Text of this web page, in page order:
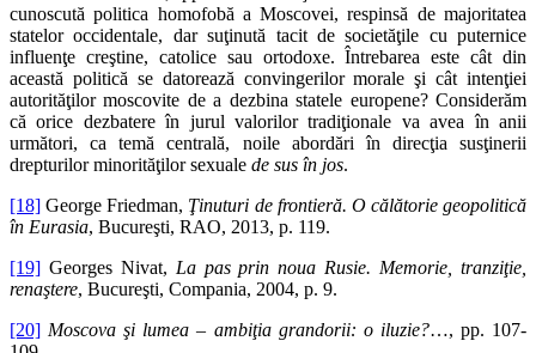
cunoscută politica homofobă a Moscovei, respinsă de majoritatea
statelor occidentale, dar suţinută tacit de societăţile cu puternice
influenţe creştine, catolice sau ortodoxe. Întrebarea este cât din
această politică se datorează convingerilor morale şi cât intenţiei
autorităţilor moscovite de a dezbina statele europene? Considerăm
că orice dezbatere în jurul valorilor tradiţionale va avea în anii
următori, ca temă centrală, noile abordări în direcţia susţinerii
drepturilor minorităţilor sexuale de sus în jos.
[18] George Friedman, Ţinuturi de frontieră. O călătorie geopolitică
în Eurasia, Bucureşti, RAO, 2013, p. 119.
[19] Georges Nivat, La pas prin noua Rusie. Memorie, tranziţie,
renaştere, Bucureşti, Compania, 2004, p. 9.
[20] Moscova şi lumea – ambiţia grandorii: o iluzie?…, pp. 107-